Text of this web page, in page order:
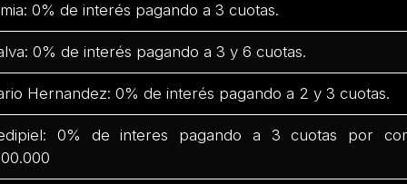
0% de interés pagando a 3 cuotas.
0% de interés pagando a 3 y 6 cuotas.
Hernandez: 0% de interés pagando a 2 y 3 cuotas.
0% de interes pagando a 3 cuotas por